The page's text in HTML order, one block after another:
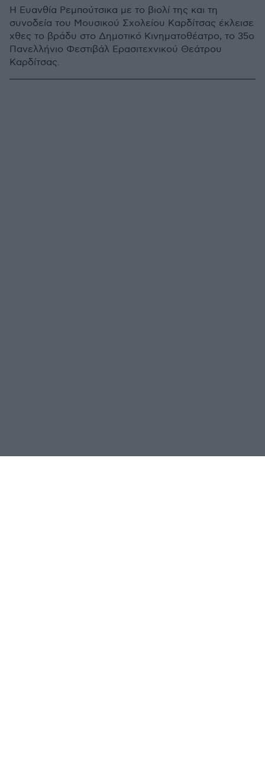
Η Ευανθία Ρεμπούτσικα με το βιολί της και τη
συνoδεία του Μουσικού Σχολείου Καρδίτσας έκλεισε
χθες το βράδυ στο Δημοτικό Κινηματοθέατρο, το 35ο
Πανελλήνιο Φεστιβάλ Ερασιτεχνικού Θεάτρου
Καρδίτσας.